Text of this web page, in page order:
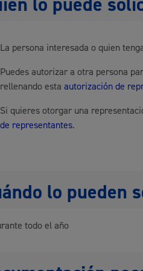
Actualidad
lo puede
La persona interesada o quien
Puedes autorizar a otra persona
rellenando estaautorización de
Si quieres otorgar una
de representantes.
lo pueden
todo el año